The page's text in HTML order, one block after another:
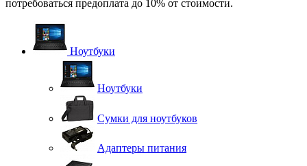
потребоваться предоплата до 10% от стоимости.
Ноутбуки
Ноутбуки
Сумки для ноутбуков
Адаптеры питания